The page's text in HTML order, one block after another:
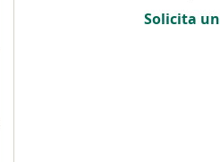
Solicita